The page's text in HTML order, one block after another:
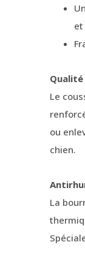
et
Le
ou
chien.
La